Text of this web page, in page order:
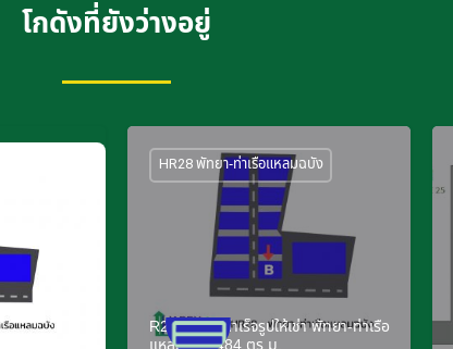
โกดังที่ยังว่างอยู่
R28B โกดังสำเร็จรูปให้เช่า พัทยา-ท่าเรือ
HR28 พัทยา-ท่าเรือแหลมฉบัง